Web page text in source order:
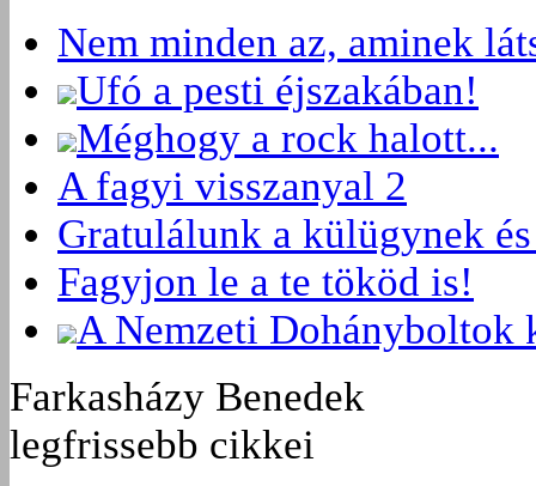
Nem minden az, aminek
Ufó a pesti éjszakában!
Méghogy a rock halott...
A fagyi visszanyal 2
Gratulálunk a külügynek
Fagyjon le a te tököd is!
A Nemzeti Dohányboltok
Farkasházy Benedek
legfrissebb cikkei